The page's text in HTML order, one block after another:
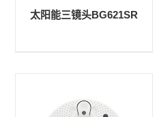
太阳能三镜头BG621SR